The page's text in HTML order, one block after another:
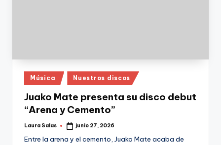
Publicado
en
Música Nuestros discos
Juako Mate presenta su disco debut
“Arena y Cemento”
Publicado
Laura Salas junio 27, 2026
Entre la arena y el cemento, Juako Mate acaba de